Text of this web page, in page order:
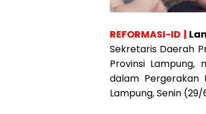
REFORMASI-ID |
Sekretaris Daerah
Provinsi Lampung,
dalam Pergerakan
Lampung, Senin